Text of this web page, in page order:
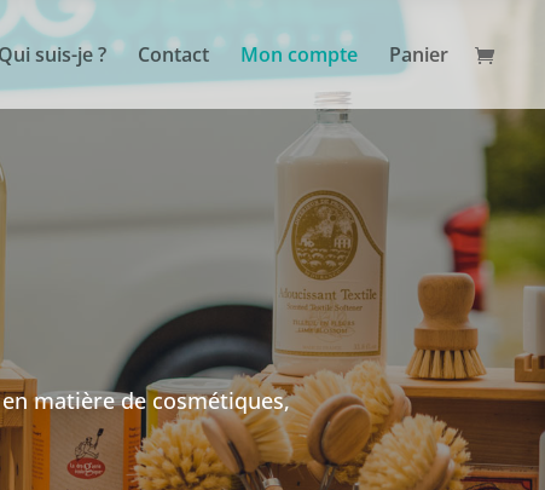
Qui suis-je ? Contact Mon compte Panier
matière de cosmétiques,